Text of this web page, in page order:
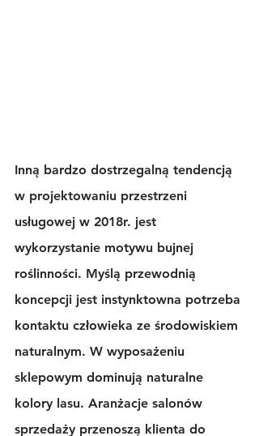
Inną bardzo dostrzegalną tendencją
w projektowaniu przestrzeni
usługowej w 2018r. jest
wykorzystanie motywu bujnej
roślinności. Myślą przewodnią
koncepcji jest instynktowna potrzeba
kontaktu człowieka ze środowiskiem
naturalnym. W wyposażeniu
sklepowym dominują naturalne
kolory lasu. Aranżacje salonów
sprzedaży przenoszą klienta do